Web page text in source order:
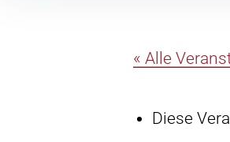
« Alle
Diese